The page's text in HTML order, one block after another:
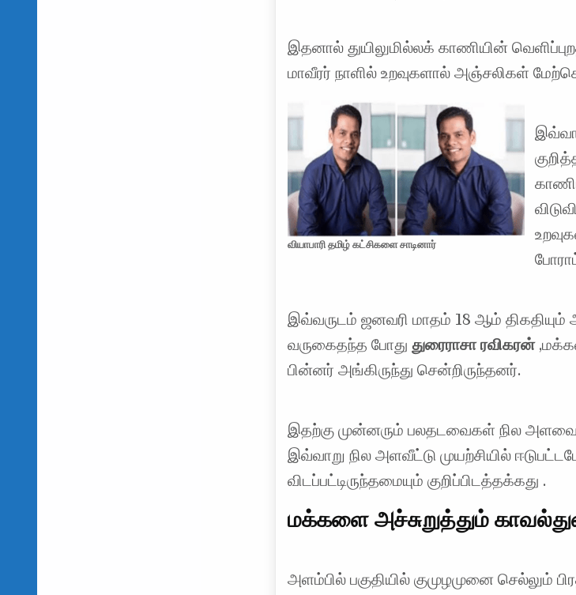
இதனால் துயிலுமில்லக் காணியின்
மாவீரர் நாளில் உறவுகளால் அஞ்சலிகள்
வியாபாரி தமிழ் கட்சிகளை சாடினார்
இவ்வருடம் ஜனவரி மாதம் 18 ஆம்
வருகைதந்த போதுதுரைராசா ரவிகரன்
பின்னர் அங்கிருந்து சென்றிருந்தனர்.
இதற்கு முன்னரும் பலதடவைகள் நில
இவ்வாறு நில அளவீட்டு முயற்சியில்
விடப்பட்டிருந்தமையும் குறிப்பிடத்தக்கது .
மக்களை அச்சுறுத்தும்
அளம்பில் பகுதியில் குமுழமுனை செல்லும்